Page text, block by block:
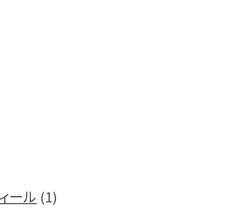
ール (1)